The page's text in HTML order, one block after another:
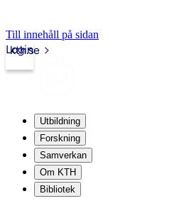
Till innehåll på sidan
kth.se
Login
Utbildning
Forskning
Samverkan
Om KTH
Bibliotek